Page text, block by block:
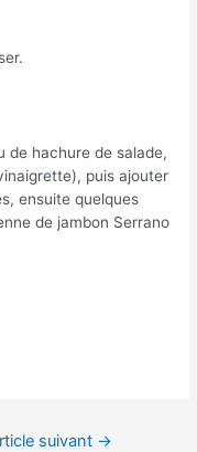
de hachure de salade,
puis ajouter
ensuite quelques
de jambon Serrano
suivant →